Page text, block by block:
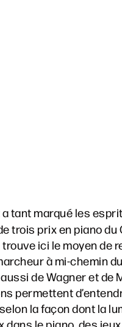
tant marqué les
trois prix en piano
ici le moyen de
à mi-chemin
de Wagner et de
permettent
la façon dont la
dans le piano, des